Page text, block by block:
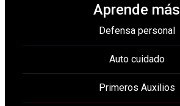
Aprende más
Defensa personal
Auto cuidado
Primeros Auxilios